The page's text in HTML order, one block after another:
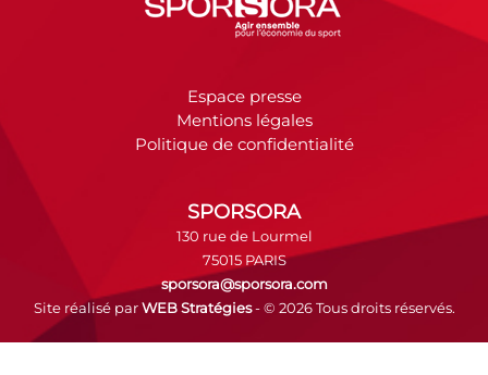
Espace presse
Mentions légales
Politique de confidentialité
SPORSORA
130 rue de Lourmel
75015 PARIS
sporsora@sporsora.com
Site réalisé parWEB Stratégies- © 2026 Tous droits réservés.